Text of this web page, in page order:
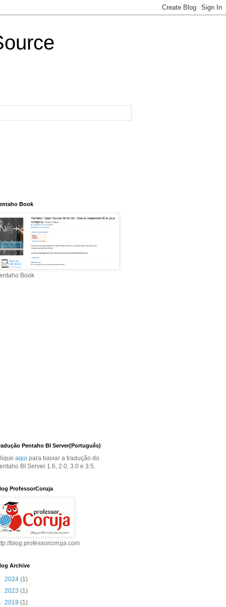
Book
Book
Pentaho BI Server(Português)
aqui para baixar a tradução do
BI Server 1.6, 2.0, 3.0 e 3.5.
ProfessorCoruja
blog.professorcoruja.com
Archive
2024 (1)
2023 (1)
2019 (1)